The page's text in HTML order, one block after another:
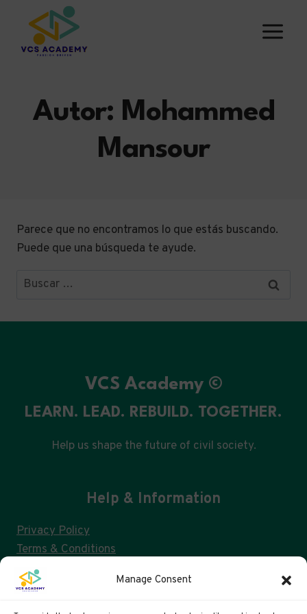
Manage Consent
contenido
Autor: Mohammed
Mansour
Parece que no encontramos lo que estás buscando.
Puede que una búsqueda te ayude.
Buscar:
VCS Academy ©
LEARN. LEAD. REBUILD. TOGETHER.
Help us shape the future of civil society.
Help & Information
Privacy Policy
Terms & Conditions
Consent Management & GDPR
FAQs